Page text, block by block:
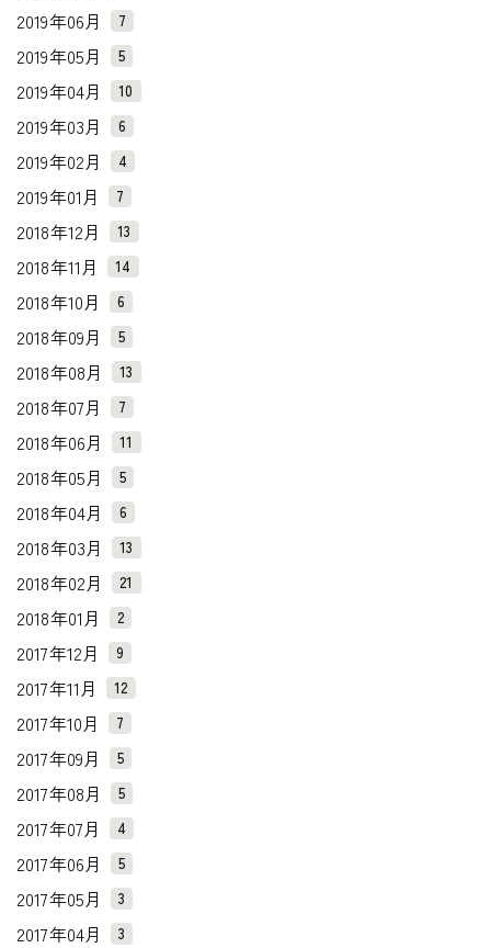
2019年06月 7
2019年05月 5
2019年04月 10
2019年03月 6
2019年02月 4
2019年01月 7
2018年12月 13
2018年11月 14
2018年10月 6
2018年09月 5
2018年08月 13
2018年07月 7
2018年06月 11
2018年05月 5
2018年04月 6
2018年03月 13
2018年02月 21
2018年01月 2
2017年12月 9
2017年11月 12
2017年10月 7
2017年09月 5
2017年08月 5
2017年07月 4
2017年06月 5
2017年05月 3
2017年04月 3